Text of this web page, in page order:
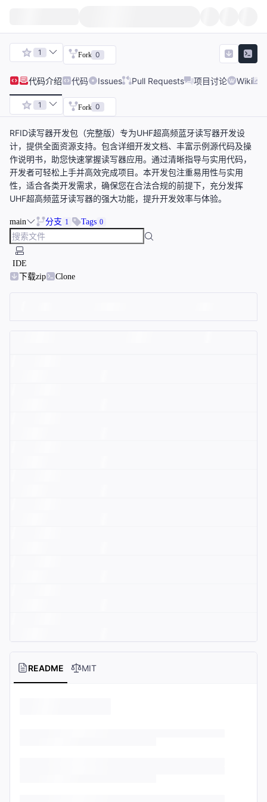
1 Fork 0
代码介绍 代码 Issues Pull Requests 项目讨论 Wiki
1 Fork 0
RFID读写器开发包（完整版）专为UHF超高频蓝牙读写器开发设
计，提供全面资源支持。包含详细开发文档、丰富示例源代码及操
作说明书，助您快速掌握读写器应用。通过清晰指导与实用代码，
开发者可轻松上手并高效完成项目。本开发包注重易用性与实用
性，适合各类开发需求，确保您在合法合规的前提下，充分发挥
UHF超高频蓝牙读写器的强大功能，提升开发效率与体验。
main 分支 1 Tags 0
IDE
下载zip
Clone
README MIT